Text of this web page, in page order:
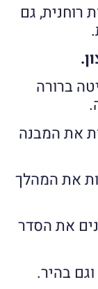
גם
ברורה
את המבנה
את המהלך
את הסדר
בהיר.